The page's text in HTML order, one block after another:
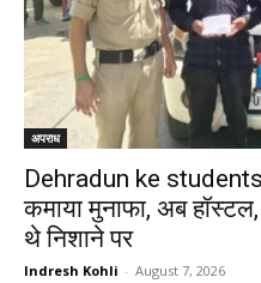
अपराध
Dehradun ke
कमाया मुनाफा, अब
थे निशाने पर
Indresh Kohli - August 7, 2026